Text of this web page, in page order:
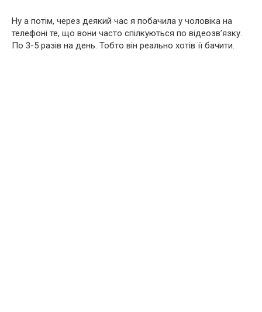
Ну а потім, через деякий час я побачила у чоловіка на
телефоні те, що вони часто спілкуються по відеозв’язку.
По 3-5 разів на день. Тобто він реально хотів її бачити.